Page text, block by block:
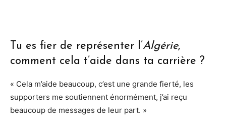
Tu es fier de représenter l’Algérie,
comment cela t’aide dans ta carrière ?
« Cela m’aide beaucoup, c’est une grande fierté, les
supporters me soutiennent énormément, j’ai reçu
beaucoup de messages de leur part. »